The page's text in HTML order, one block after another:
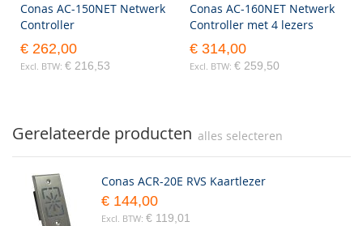
Conas AC-150NET Netwerk
Controller
€ 262,00
€ 216,53
Conas AC-160NET Netwerk
Controller met 4 lezers
€ 314,00
€ 259,50
Gerelateerde producten alles selecteren
Conas ACR-20E RVS Kaartlezer
€ 144,00
€ 119,01